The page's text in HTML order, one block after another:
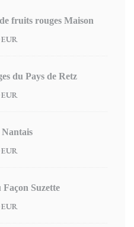
fruits rouges Maison
du Pays de Retz
EUR
Nantais
Suzette
EUR